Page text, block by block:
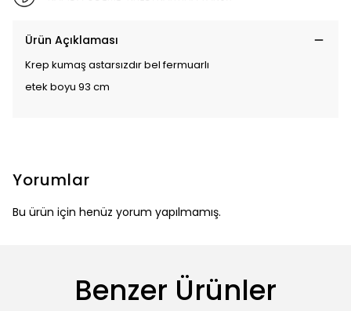
Ürün Açıklaması
Krep kumaş astarsızdır bel fermuarlı
etek boyu 93 cm
Yorumlar
Bu ürün için henüz yorum yapılmamış.
Benzer Ürünler